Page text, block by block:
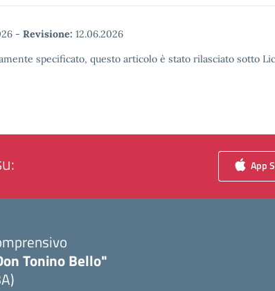
- Revisione: 12.06.2026
specificato, questo articolo è stato rilasciato sotto
App
Tonino Bello"